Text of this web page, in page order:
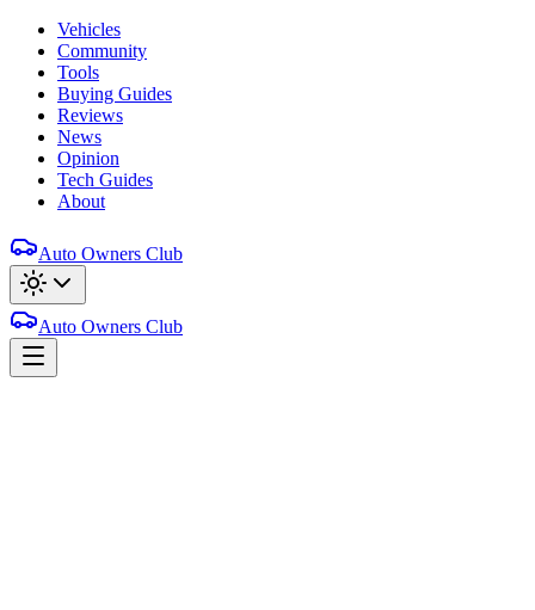
Vehicles
Community
Tools
Buying Guides
Reviews
News
Opinion
Tech Guides
About
Auto Owners Club
Auto Owners Club